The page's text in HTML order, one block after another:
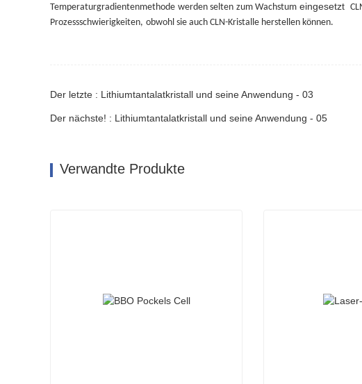
Temperaturgradientenmethode werden selten zum Wachstum eingesetzt
Prozessschwierigkeiten, obwohl sie auch CLN-Kristalle herstellen können.
Der letzte : Lithiumtantalatkristall und seine Anwendung - 03
Der nächste! : Lithiumtantalatkristall und seine Anwendung - 05
Verwandte Produkte